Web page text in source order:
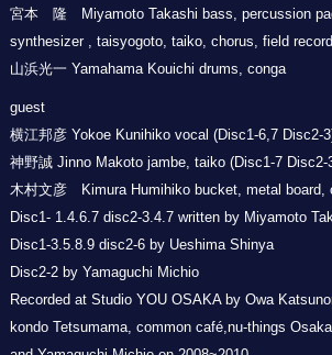
宮本 隆 Miyamoto Takashi bass, percussion
synthesizer , taisyogoto, taiko, chorus, field record
山浜光一 Yamahama Kouichi drums, conga
guest
横江邦彦 Yokoe Kunihiko vocal (Disc1-6,7 Disc2-
神野誠 Jinno Makoto jambe, taiko (Disc1-7 Disc2-
木村文彦 Kimura Humihiko bucket, metal board,
Disc1- 1.4.6.7 disc2-3.4.7 written by Miyamoto
Disc1-3.5.8.9 disc2-6 by Ueshima Shinya
Disc2-2 by Yamaguchi Michio
Recorded at Studio YOU OSAKA by Owa
kondo Tetsumama, common café,nu-things